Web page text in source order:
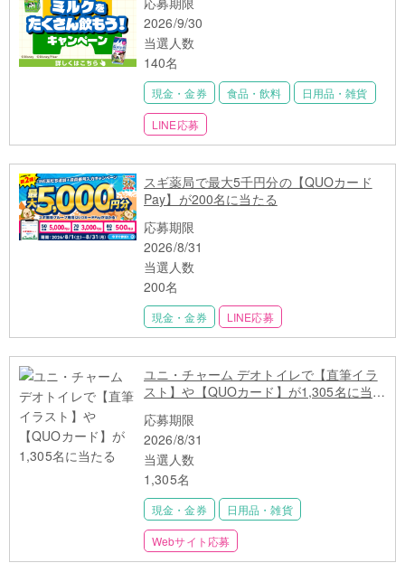
2026/9/30
当選人数
140名
現金・金券 食品・飲料 日用品・雑貨
LINE応募
スギ薬局で最大5千円分の【QUOカード
Pay】が200名に当たる
応募期限
2026/8/31
当選人数
200名
現金・金券 LINE応募
ユニ・チャーム デオトイレで【直筆イラ
スト】や【QUOカード】が1,305名に当た
応募期限
2026/8/31
当選人数
1,305名
現金・金券 日用品・雑貨
Webサイト応募